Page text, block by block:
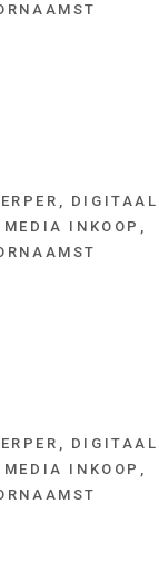
DIGITAAL
MEDIA INKOOP
DIGITAAL
MEDIA INKOOP